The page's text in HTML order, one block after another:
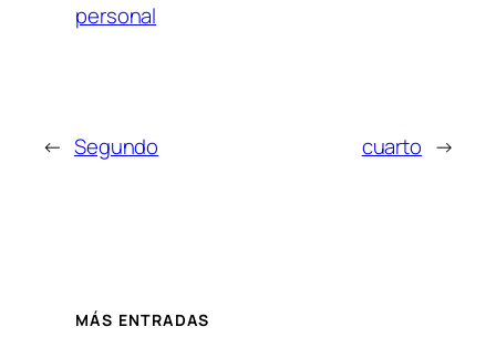
personal
← Segundo cuarto →
MÁS ENTRADAS